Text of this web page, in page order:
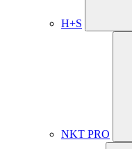
H+S
NKT PRO